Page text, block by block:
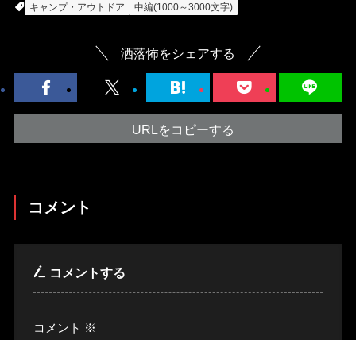
キャンプ・アウトドア
中編(1000～3000文字)
洒落怖をシェアする
URLをコピーする
コメント
コメントする
コメント ※